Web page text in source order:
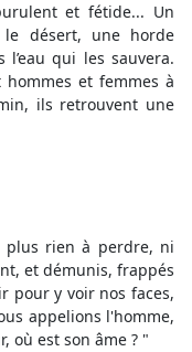
et fétide... Un
désert, une horde
qui les sauvera.
et femmes à
ils retrouvent une
plus rien à perdre, ni
et démunis, frappés
pour y voir nos faces,
appelions l'homme,
où est son âme ? "